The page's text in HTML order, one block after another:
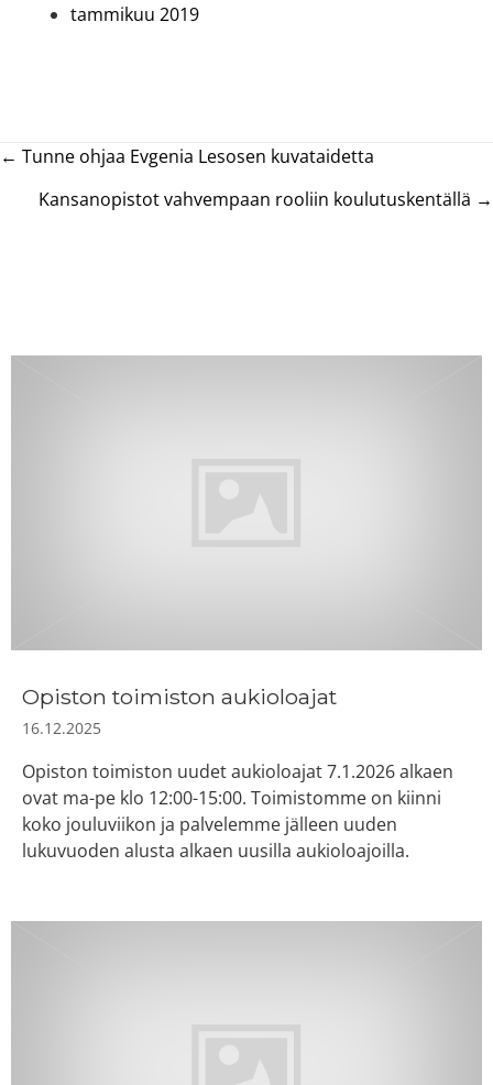
tammikuu 2019
Posts
navigation
← Tunne ohjaa Evgenia Lesosen kuvataidetta
Kansanopistot vahvempaan rooliin koulutuskentällä →
Opiston toimiston aukioloajat
16.12.2025
Opiston toimiston uudet aukioloajat 7.1.2026 alkaen
ovat ma-pe klo 12:00-15:00. Toimistomme on kiinni
koko jouluviikon ja palvelemme jälleen uuden
lukuvuoden alusta alkaen uusilla aukioloajoilla.